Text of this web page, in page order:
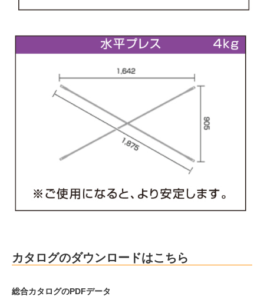
カタログのダウンロードはこちら
総合カタログのPDFデータ